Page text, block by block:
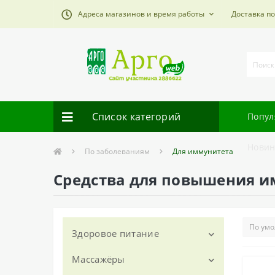
Адреса магазинов и время работы Доставка
Список категорий
По заболеваниям Для иммунитета
Средства для повышения
Здоровое питание
Nutricare
Массажёры